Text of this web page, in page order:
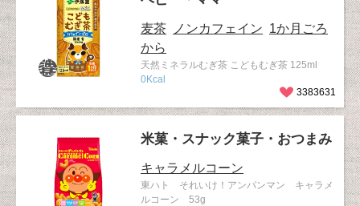
麦茶 ノンカフェイン 1か月ごろ
から
天然ミネラルむぎ茶 こどもむぎ茶 125ml
0Kcal
3383631
米菓・スナック菓子・おつまみ
キャラメルコーン
東ハト それいけ！アンパンマン キャラメ
ルコーン 53g